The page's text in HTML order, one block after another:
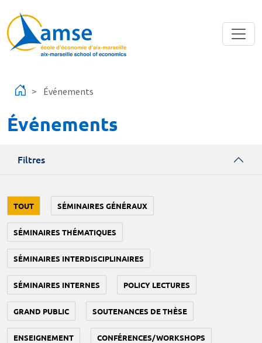
Événements
Événements
Filtres
TOUT SÉMINAIRES GÉNÉRAUX
SÉMINAIRES THÉMATIQUES
SÉMINAIRES INTERDISCIPLINAIRES
SÉMINAIRES INTERNES POLICY LECTURES
GRAND PUBLIC SOUTENANCES DE THÈSE
ENSEIGNEMENT CONFÉRENCES/WORKSHOPS